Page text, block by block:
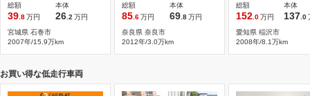
総額
39 .8万円
本体
26 .2 万円
宮城県 石巻市
2007年/15.9万km
総額
85 .6万円
本体
69 .8万円
奈良県 奈良市
2012年/3.0万km
総額
152 .0万円
本体
137 .0
愛知県 稲沢市
2008年/8.1万km
お買い得な低走行車両